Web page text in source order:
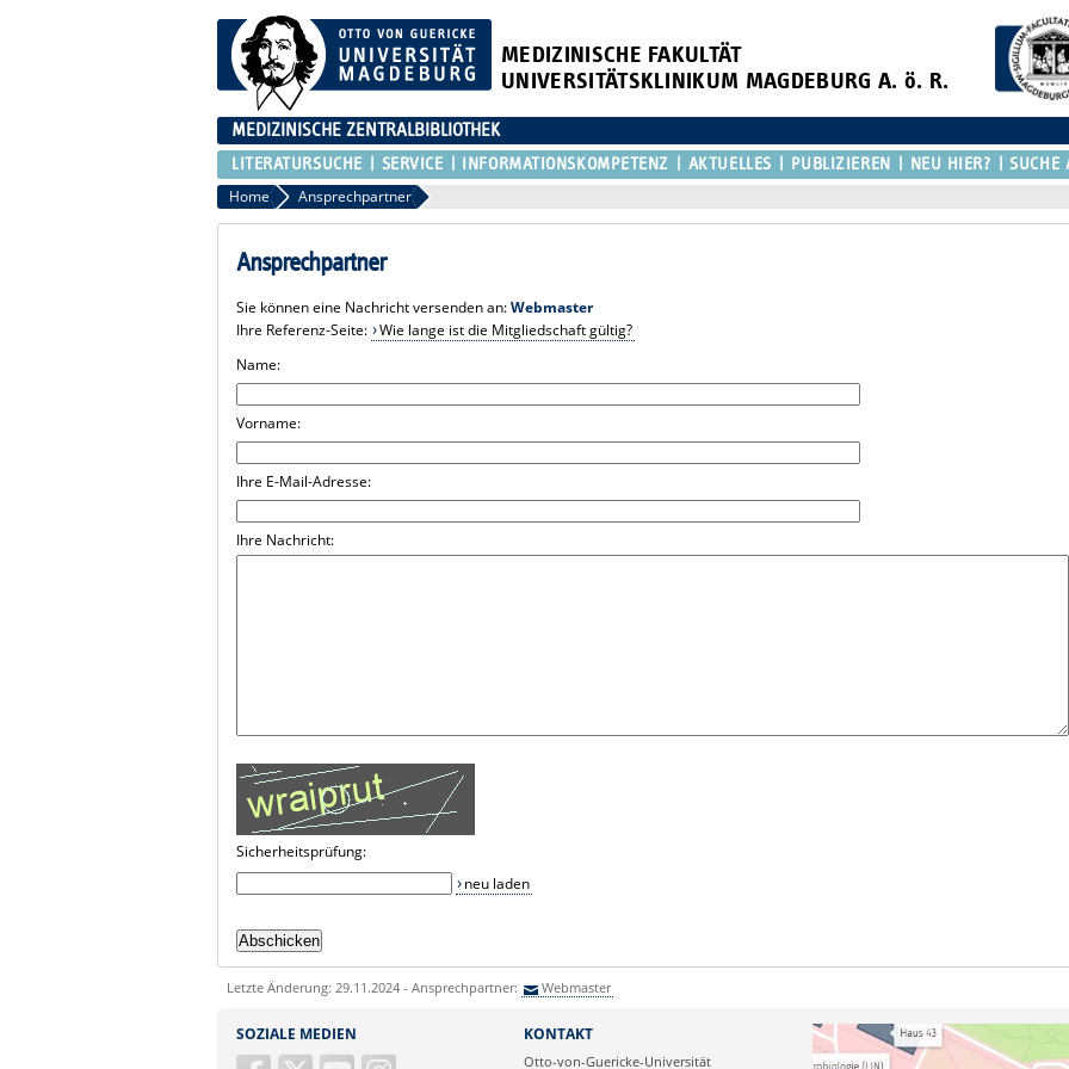
MEDIZINISCHE FAKULTÄT
UNIVERSITÄTSKLINIKUM MAGDEBURG A. ö. R.
MEDIZINISCHE ZENTRALBIBLIOTHEK
LITERATURSUCHE SERVICE INFORMATIONSKOMPETENZ AKTUELLES PUBLIZIEREN NEU HIER? SUCHE
Home Ansprechpartner
Ansprechpartner
Sie können eine Nachricht versenden an:Webmaster
Ihre Referenz-Seite: Wie lange ist die Mitgliedschaft gültig?
Name:
Vorname:
Ihre E-Mail-Adresse:
Ihre Nachricht:
Sicherheitsprüfung:
neu laden
Letzte Änderung: 29.11.2024 - Ansprechpartner: Webmaster
SOZIALE MEDIEN KONTAKT
Otto-von-Guericke-Universität